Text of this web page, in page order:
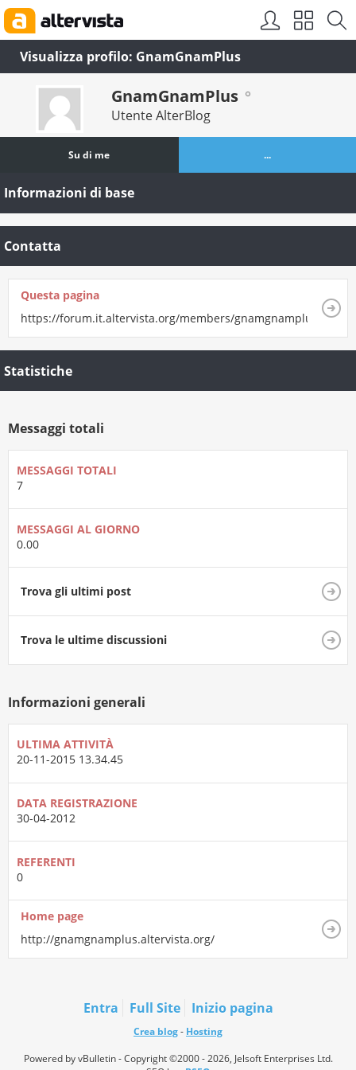
Visualizza profilo: GnamGnamPlus
GnamGnamPlus
Utente AlterBlog
Su di me ...
Informazioni di base
Contatta
Questa pagina
https://forum.it.altervista.org/members/gnamgnamplus.html
Statistiche
Messaggi totali
MESSAGGI TOTALI
7
MESSAGGI AL GIORNO
0.00
Trova gli ultimi post
Trova le ultime discussioni
Informazioni generali
ULTIMA ATTIVITÀ
20-11-2015 13.34.45
DATA REGISTRAZIONE
30-04-2012
REFERENTI
0
Home page
http://gnamgnamplus.altervista.org/
Entra Full Site Inizio pagina
Crea blog- Hosting
Powered by vBulletin - Copyright ©2000 - 2026, Jelsoft Enterprises Ltd.